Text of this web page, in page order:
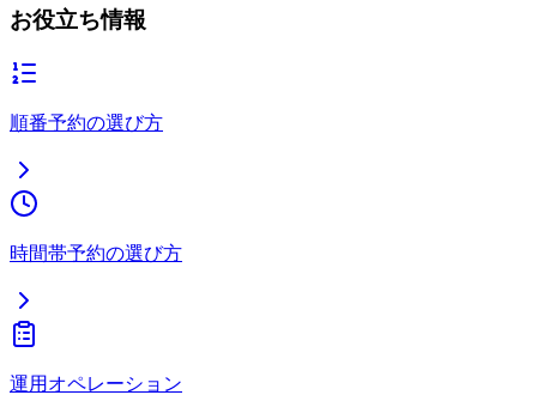
お役立ち情報
順番予約の選び方
時間帯予約の選び方
運用オペレーション